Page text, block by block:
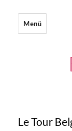
Menü
Le Tour